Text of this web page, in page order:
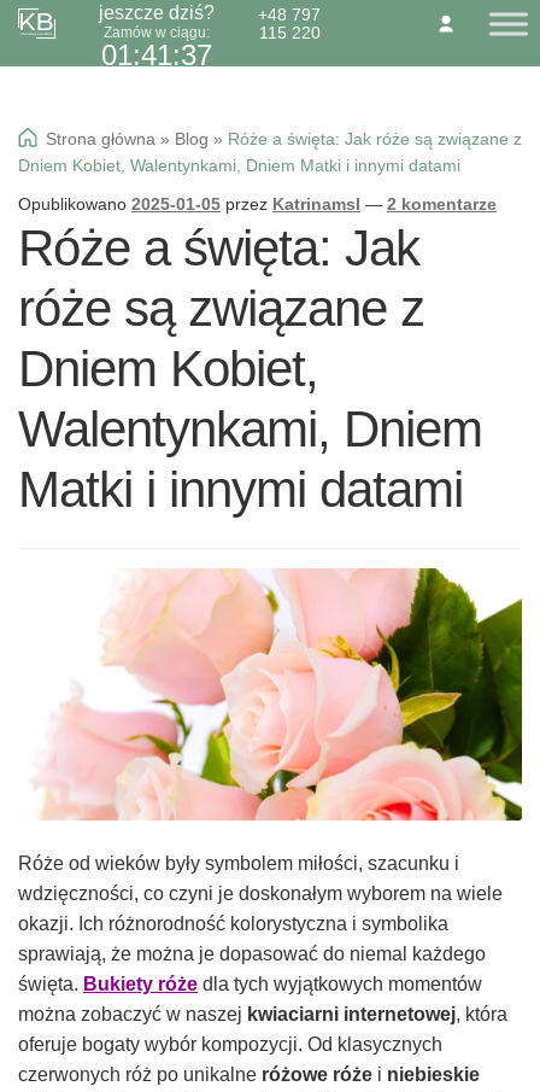
O NAS KONTAKTBLOG
Przejdź
do
Przejdź
do
jeszcze dziś?
Zamów w ciągu:
01:41:36
+48 797
115 220
Dzień Babci 21.01
Kwiaty
Wiązanki pogrzebowe
Strona główna » Blog » Róże a święta: Jak róże są związane z
Dniem Kobiet, Walentynkami, Dniem Matki i innymi datami
Opublikowano 2025-01-05 przez Katrinamsl — 2 komentarze
Róże a święta: Jak
róże są związane z
Dniem Kobiet,
Walentynkami, Dniem
Matki i innymi datami
Róże od wieków były symbolem miłości, szacunku i
wdzięczności, co czyni je doskonałym wyborem na wiele
okazji. Ich różnorodność kolorystyczna i symbolika
sprawiają, że można je dopasować do niemal każdego
święta. Bukiety róże dla tych wyjątkowych momentów
można zobaczyć w naszej kwiaciarni internetowej, która
oferuje bogaty wybór kompozycji. Od klasycznych
czerwonych róż po unikalne różowe róże i niebieskie